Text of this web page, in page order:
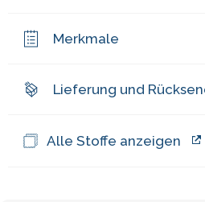
Merkmale
Lieferung und
Alle Stoffe anzeigen